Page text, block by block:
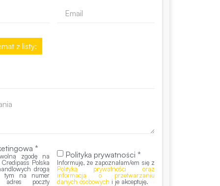
z listy:
*
zgodę na
Polska
drogą
tym na numer
adres poczty
Polityka prywatności *
Informuję, że zapoznałam/em się z
Polityką prywatności oraz
informacją o przetwarzaniu
danych osobowych i je akceptuję.